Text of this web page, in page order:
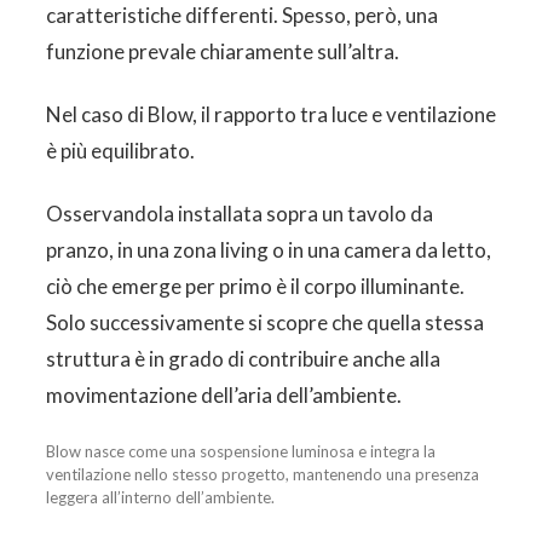
caratteristiche differenti. Spesso, però, una
funzione prevale chiaramente sull’altra.
Nel caso di Blow, il rapporto tra luce e ventilazione
è più equilibrato.
Osservandola installata sopra un tavolo da
pranzo, in una zona living o in una camera da letto,
ciò che emerge per primo è il corpo illuminante.
Solo successivamente si scopre che quella stessa
struttura è in grado di contribuire anche alla
movimentazione dell’aria dell’ambiente.
Blow nasce come una sospensione luminosa e integra la
ventilazione nello stesso progetto, mantenendo una presenza
leggera all’interno dell’ambiente.